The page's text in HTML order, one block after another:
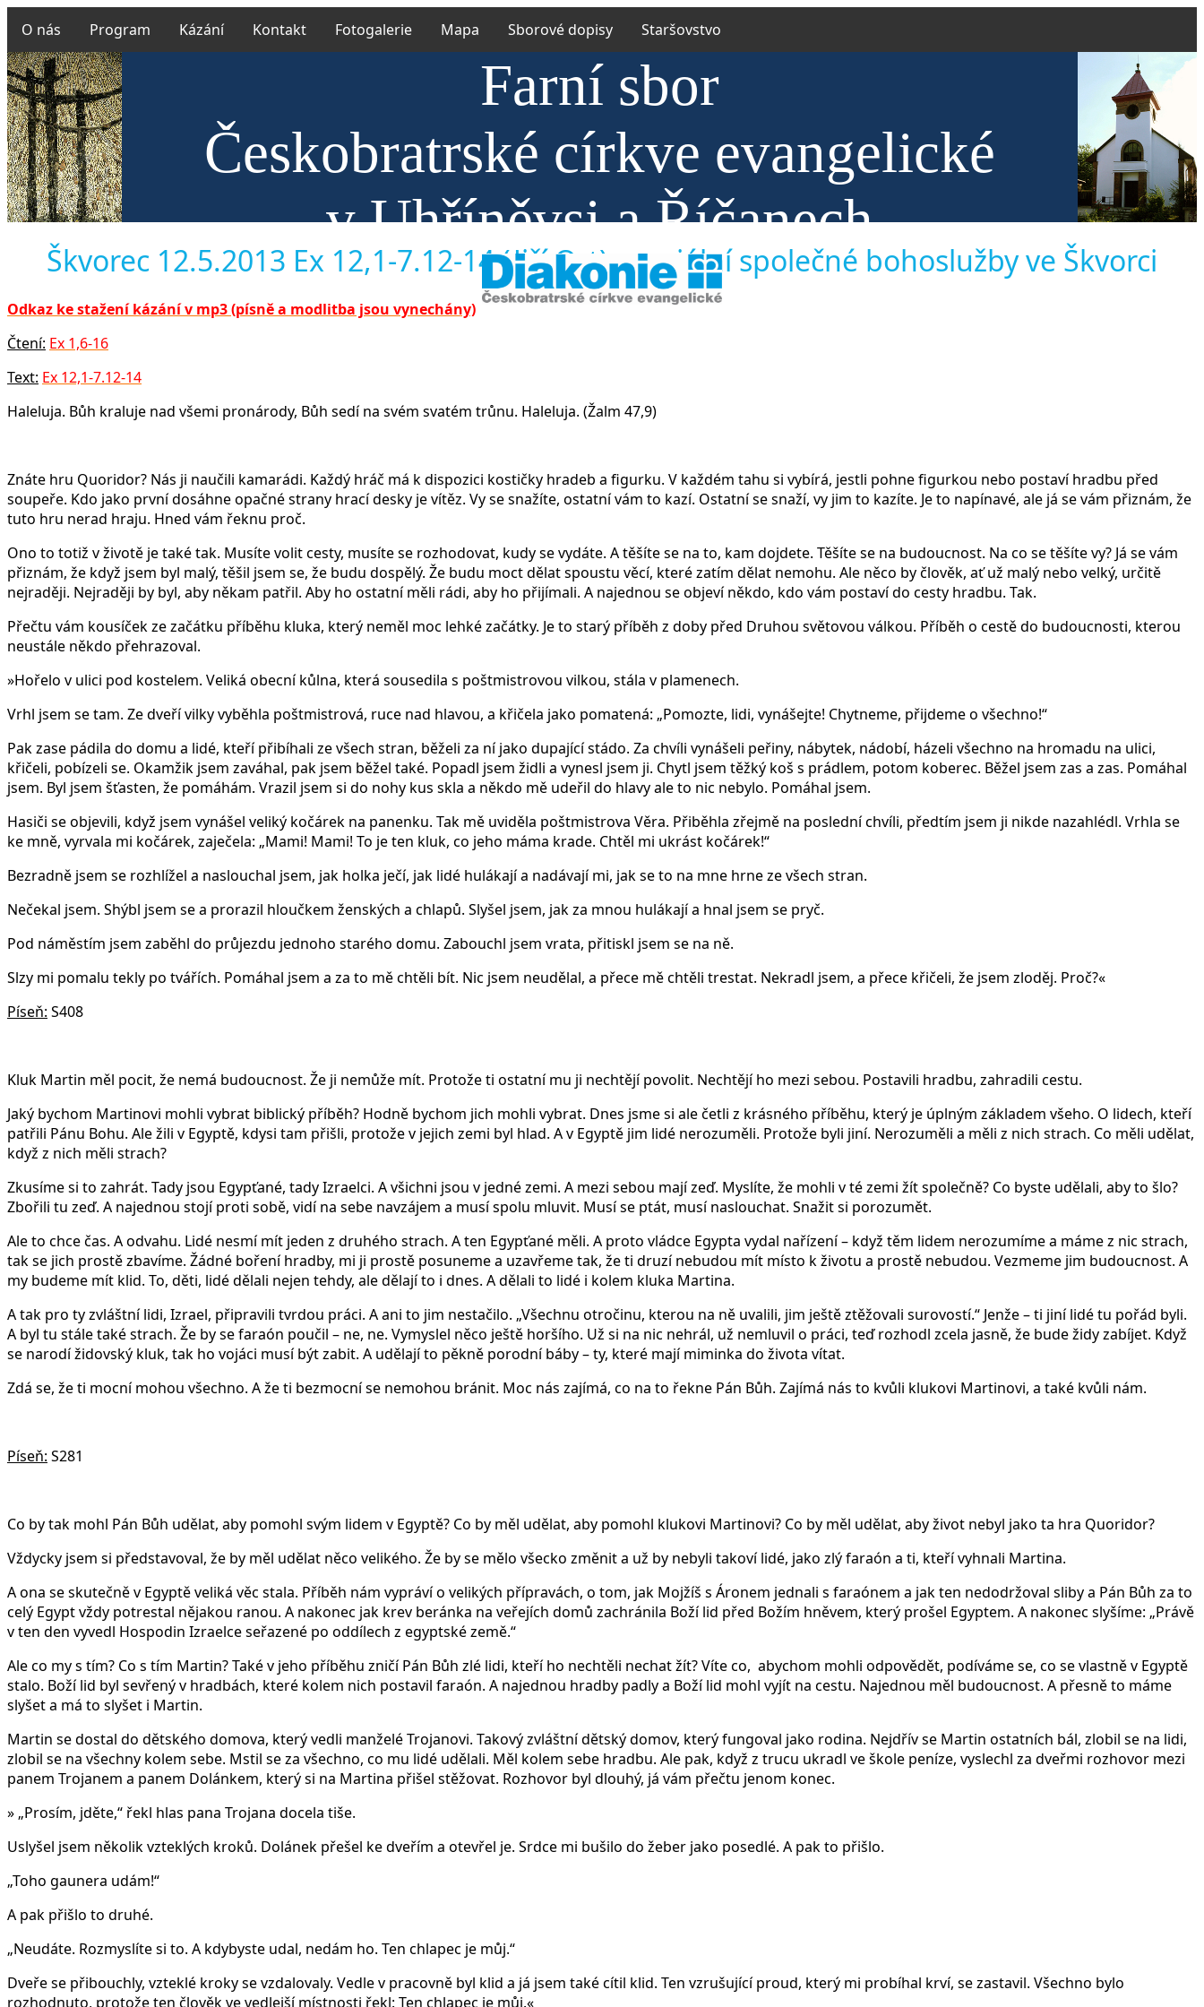
O nás Program Kázání Kontakt Fotogalerie Mapa Sborové dopisy Staršovstvo
Farní sbor
Českobratrské církve evangelické
v Uhříněvsi a Říčanech
Škvorec 12.5.2013 Ex 12,1-7.12-14 (Jiří Ort) speciální společné bohoslužby ve Škvorci
Odkaz ke stažení kázání v mp3 (písně a modlitba jsou vynechány)
Čtení: Ex 1,6-16
Text: Ex 12,1-7.12-14
Haleluja. Bůh kraluje nad všemi pronárody, Bůh sedí na svém svatém trůnu. Haleluja. (Žalm 47,9)
Znáte hru Quoridor? Nás ji naučili kamarádi. Každý hráč má k dispozici kostičky hradeb a figurku. V každém tahu si vybírá, jestli pohne figurkou nebo postaví hradbu před
soupeře. Kdo jako první dosáhne opačné strany hrací desky je vítěz. Vy se snažíte, ostatní vám to kazí. Ostatní se snaží, vy jim to kazíte. Je to napínavé, ale já se vám přiznám, že
tuto hru nerad hraju. Hned vám řeknu proč.
Ono to totiž v životě je také tak. Musíte volit cesty, musíte se rozhodovat, kudy se vydáte. A těšíte se na to, kam dojdete. Těšíte se na budoucnost. Na co se těšíte vy? Já se vám
přiznám, že když jsem byl malý, těšil jsem se, že budu dospělý. Že budu moct dělat spoustu věcí, které zatím dělat nemohu. Ale něco by člověk, ať už malý nebo velký, určitě
nejraději. Nejraději by byl, aby někam patřil. Aby ho ostatní měli rádi, aby ho přijímali. A najednou se objeví někdo, kdo vám postaví do cesty hradbu. Tak.
Přečtu vám kousíček ze začátku příběhu kluka, který neměl moc lehké začátky. Je to starý příběh z doby před Druhou světovou válkou. Příběh o cestě do budoucnosti, kterou
neustále někdo přehrazoval.
»Hořelo v ulici pod kostelem. Veliká obecní kůlna, která sousedila s poštmistrovou vilkou, stála v plamenech.
Vrhl jsem se tam. Ze dveří vilky vyběhla poštmistrová, ruce nad hlavou, a křičela jako pomatená: „Pomozte, lidi, vynášejte! Chytneme, přijdeme o všechno!“
Pak zase pádila do domu a lidé, kteří přibíhali ze všech stran, běželi za ní jako dupající stádo. Za chvíli vynášeli peřiny, nábytek, nádobí, házeli všechno na hromadu na ulici,
křičeli, pobízeli se. Okamžik jsem zaváhal, pak jsem běžel také. Popadl jsem židli a vynesl jsem ji. Chytl jsem těžký koš s prádlem, potom koberec. Běžel jsem zas a zas. Pomáhal
jsem. Byl jsem šťasten, že pomáhám. Vrazil jsem si do nohy kus skla a někdo mě udeřil do hlavy ale to nic nebylo. Pomáhal jsem.
Hasiči se objevili, když jsem vynášel veliký kočárek na panenku. Tak mě uviděla poštmistrova Věra. Přiběhla zřejmě na poslední chvíli, předtím jsem ji nikde nazahlédl. Vrhla se
ke mně, vyrvala mi kočárek, zaječela: „Mami! Mami! To je ten kluk, co jeho máma krade. Chtěl mi ukrást kočárek!“
Bezradně jsem se rozhlížel a naslouchal jsem, jak holka ječí, jak lidé hulákají a nadávají mi, jak se to na mne hrne ze všech stran.
Nečekal jsem. Shýbl jsem se a prorazil hloučkem ženských a chlapů. Slyšel jsem, jak za mnou hulákají a hnal jsem se pryč.
Pod náměstím jsem zaběhl do průjezdu jednoho starého domu. Zabouchl jsem vrata, přitiskl jsem se na ně.
Slzy mi pomalu tekly po tvářích. Pomáhal jsem a za to mě chtěli bít. Nic jsem neudělal, a přece mě chtěli trestat. Nekradl jsem, a přece křičeli, že jsem zloděj. Proč?«
Píseň: S408
Kluk Martin měl pocit, že nemá budoucnost. Že ji nemůže mít. Protože ti ostatní mu ji nechtějí povolit. Nechtějí ho mezi sebou. Postavili hradbu, zahradili cestu.
Jaký bychom Martinovi mohli vybrat biblický příběh? Hodně bychom jich mohli vybrat. Dnes jsme si ale četli z krásného příběhu, který je úplným základem všeho. O lidech, kteří
patřili Pánu Bohu. Ale žili v Egyptě, kdysi tam přišli, protože v jejich zemi byl hlad. A v Egyptě jim lidé nerozuměli. Protože byli jiní. Nerozuměli a měli z nich strach. Co měli udělat,
když z nich měli strach?
Zkusíme si to zahrát. Tady jsou Egypťané, tady Izraelci. A všichni jsou v jedné zemi. A mezi sebou mají zeď. Myslíte, že mohli v té zemi žít společně? Co byste udělali, aby to šlo?
Zbořili tu zeď. A najednou stojí proti sobě, vidí na sebe navzájem a musí spolu mluvit. Musí se ptát, musí naslouchat. Snažit si porozumět.
Ale to chce čas. A odvahu. Lidé nesmí mít jeden z druhého strach. A ten Egypťané měli. A proto vládce Egypta vydal nařízení – když těm lidem nerozumíme a máme z nic strach,
tak se jich prostě zbavíme. Žádné boření hradby, mi ji prostě posuneme a uzavřeme tak, že ti druzí nebudou mít místo k životu a prostě nebudou. Vezmeme jim budoucnost. A
my budeme mít klid. To, děti, lidé dělali nejen tehdy, ale dělají to i dnes. A dělali to lidé i kolem kluka Martina.
A tak pro ty zvláštní lidi, Izrael, připravili tvrdou práci. A ani to jim nestačilo. „Všechnu otročinu, kterou na ně uvalili, jim ještě ztěžovali surovostí.“ Jenže – ti jiní lidé tu pořád byli.
A byl tu stále také strach. Že by se faraón poučil – ne, ne. Vymyslel něco ještě horšího. Už si na nic nehrál, už nemluvil o práci, teď rozhodl zcela jasně, že bude židy zabíjet. Když
se narodí židovský kluk, tak ho vojáci musí být zabit. A udělají to pěkně porodní báby – ty, které mají miminka do života vítat.
Zdá se, že ti mocní mohou všechno. A že ti bezmocní se nemohou bránit. Moc nás zajímá, co na to řekne Pán Bůh. Zajímá nás to kvůli klukovi Martinovi, a také kvůli nám.
Píseň: S281
Co by tak mohl Pán Bůh udělat, aby pomohl svým lidem v Egyptě? Co by měl udělat, aby pomohl klukovi Martinovi? Co by měl udělat, aby život nebyl jako ta hra Quoridor?
Vždycky jsem si představoval, že by měl udělat něco velikého. Že by se mělo všecko změnit a už by nebyli takoví lidé, jako zlý faraón a ti, kteří vyhnali Martina.
A ona se skutečně v Egyptě veliká věc stala. Příběh nám vypráví o velikých přípravách, o tom, jak Mojžíš s Áronem jednali s faraónem a jak ten nedodržoval sliby a Pán Bůh za to
celý Egypt vždy potrestal nějakou ranou. A nakonec jak krev beránka na veřejích domů zachránila Boží lid před Božím hněvem, který prošel Egyptem. A nakonec slyšíme: „Právě
v ten den vyvedl Hospodin Izraelce seřazené po oddílech z egyptské země.“
Ale co my s tím? Co s tím Martin? Také v jeho příběhu zničí Pán Bůh zlé lidi, kteří ho nechtěli nechat žít? Víte co, abychom mohli odpovědět, podíváme se, co se vlastně v Egyptě
stalo. Boží lid byl sevřený v hradbách, které kolem nich postavil faraón. A najednou hradby padly a Boží lid mohl vyjít na cestu. Najednou měl budoucnost. A přesně to máme
slyšet a má to slyšet i Martin.
Martin se dostal do dětského domova, který vedli manželé Trojanovi. Takový zvláštní dětský domov, který fungoval jako rodina. Nejdřív se Martin ostatních bál, zlobil se na lidi,
zlobil se na všechny kolem sebe. Mstil se za všechno, co mu lidé udělali. Měl kolem sebe hradbu. Ale pak, když z trucu ukradl ve škole peníze, vyslechl za dveřmi rozhovor mezi
panem Trojanem a panem Dolánkem, který si na Martina přišel stěžovat. Rozhovor byl dlouhý, já vám přečtu jenom konec.
» „Prosím, jděte,“ řekl hlas pana Trojana docela tiše.
Uslyšel jsem několik vzteklých kroků. Dolánek přešel ke dveřím a otevřel je. Srdce mi bušilo do žeber jako posedlé. A pak to přišlo.
„Toho gaunera udám!“
A pak přišlo to druhé.
„Neudáte. Rozmyslíte si to. A kdybyste udal, nedám ho. Ten chlapec je můj.“
Dveře se přibouchly, vzteklé kroky se vzdalovaly. Vedle v pracovně byl klid a já jsem také cítil klid. Ten vzrušující proud, který mi probíhal krví, se zastavil. Všechno bylo
rozhodnuto, protože ten člověk ve vedlejší místnosti řekl: Ten chlapec je můj.«